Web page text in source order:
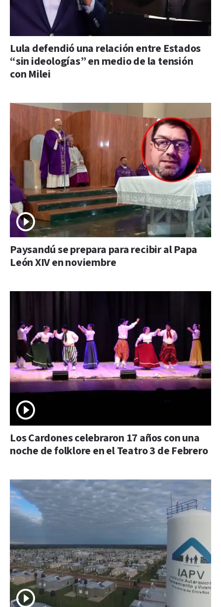
Lula defendió una relación entre Estados
“sin ideologías” en medio de la tensión
con Milei
Paysandú se prepara para recibir al Papa
León XIV en noviembre
Los Cardones celebraron 17 años con una
noche de folklore en el Teatro 3 de Febrero